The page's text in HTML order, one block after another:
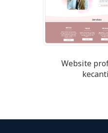
Website